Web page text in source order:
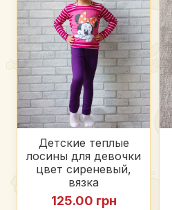
Детские теплые
лосины для девочки
цвет сиреневый,
вязка
125.00 грн